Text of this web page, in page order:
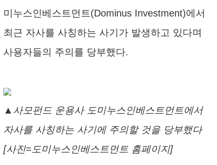
미누스인베스트먼트(Dominus Investment)에서
최근 자사를 사칭하는 사기가 발생하고 있다며
사용자들의 주의를 당부했다.
▲사모펀드 운용사 도미누스인베스트먼트에서
자사를 사칭하는 사기에 주의할 것을 당부했다
[사진=도미누스인베스트먼트 홈페이지]